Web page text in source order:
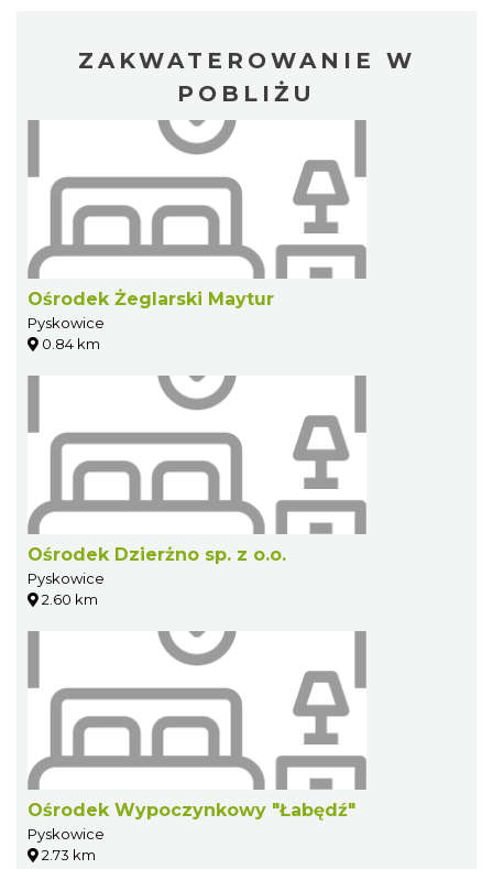
ZAKWATEROWANIE W
POBLIŻU
Ośrodek Żeglarski Maytur
Pyskowice
0.84 km
Ośrodek Dzierżno sp. z o.o.
Pyskowice
2.60 km
Ośrodek Wypoczynkowy "Łabędź"
Pyskowice
2.73 km